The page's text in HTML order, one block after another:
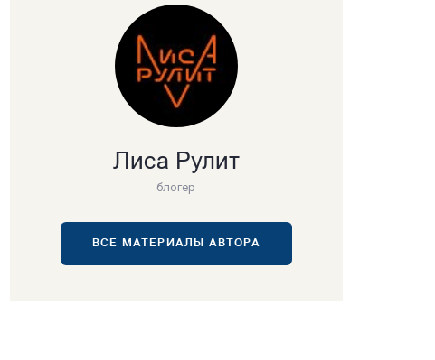
Лиса Рулит
блогер
ВСЕ МАТЕРИАЛЫ АВТОРА